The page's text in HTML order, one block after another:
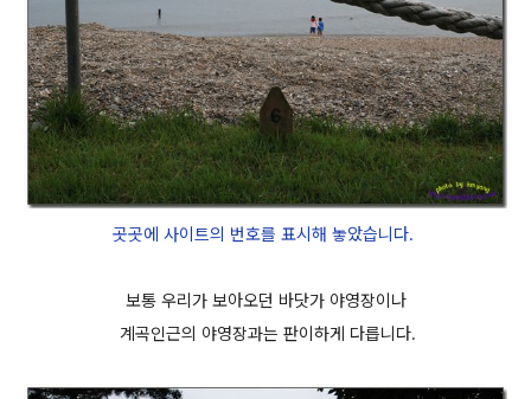
곳곳에 사이트의 번호를 표시해 놓았습니다.
보통 우리가 보아오던 바닷가 야영장이나
계곡인근의 야영장과는 판이하게 다릅니다.